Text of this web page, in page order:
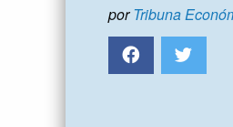
por Tribuna